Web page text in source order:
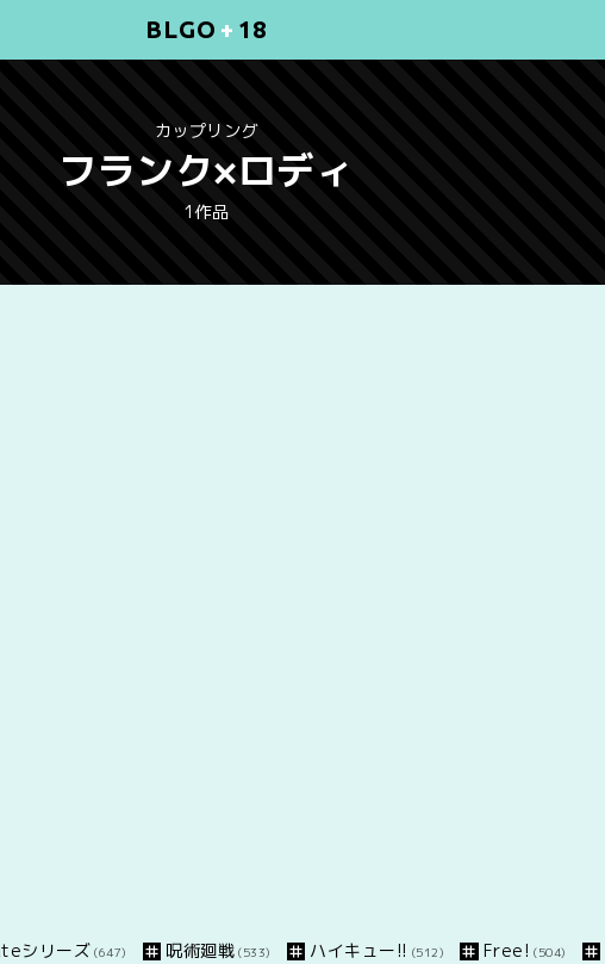
BLGO + 18
カップリング
フランク×ロディ
1作品
シリーズ (647) 呪術廻戦 (533) ハイキュー!! (512) Free! (504)